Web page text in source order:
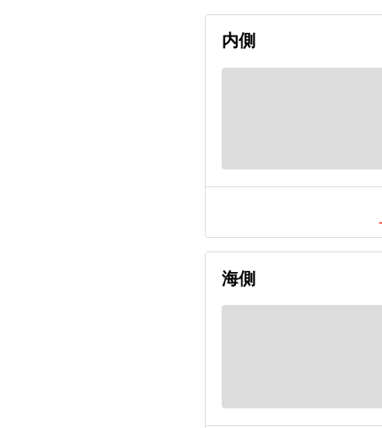
内側
海側